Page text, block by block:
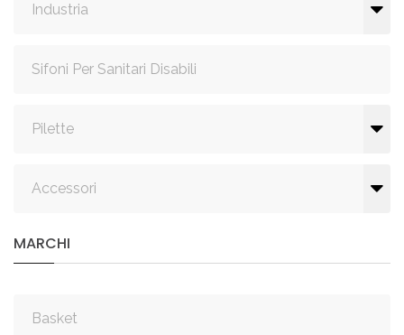
Industria
Sifoni Per Sanitari Disabili
Pilette
Accessori
MARCHI
Basket